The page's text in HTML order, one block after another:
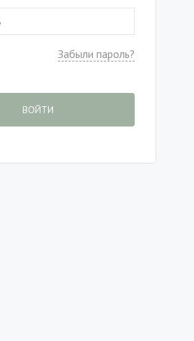
Забыли пароль?
ВОЙТИ